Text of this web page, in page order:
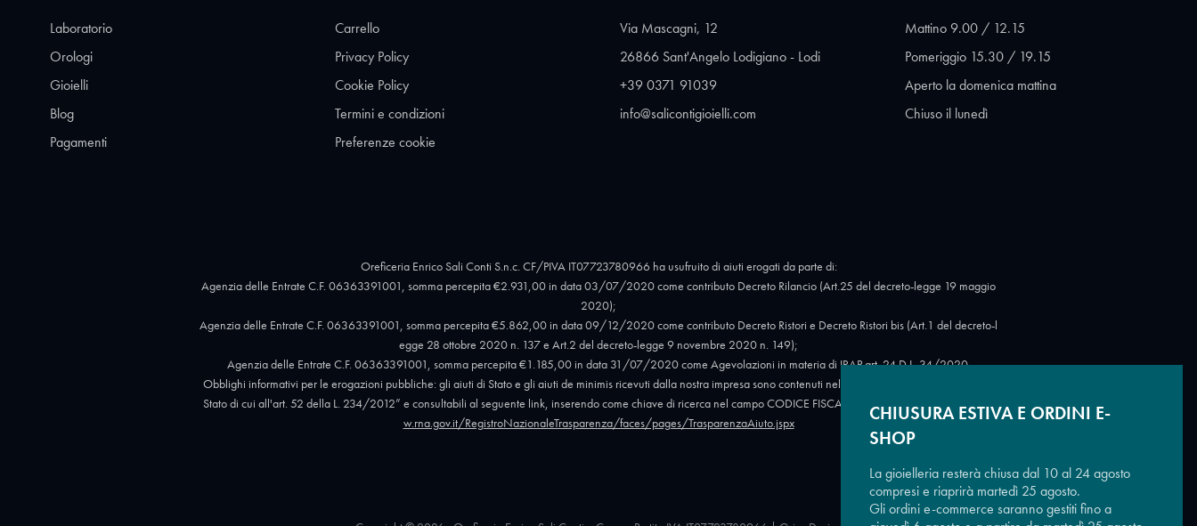
Laboratorio
Orologi
Gioielli
Blog
Pagamenti
Carrello
Privacy Policy
Cookie Policy
Termini e condizioni
Preferenze cookie
Via Mascagni, 12
26866 Sant'Angelo Lodigiano - Lodi
+39 0371 91039
info@salicontigioielli.com
Mattino 9.00 / 12.15
Pomeriggio 15.30 / 19.15
Aperto la domenica mattina
Chiuso il lunedì
Oreficeria Enrico Sali Conti S.n.c. CF/PIVA IT07723780966 ha usufruito di aiuti erogati da parte di:
Agenzia delle Entrate C.F. 06363391001, somma percepita €2.931,00 in data 03/07/2020 come contributo Decreto Rilancio (Art.25 del decreto-legge 19 maggio
2020);
Agenzia delle Entrate C.F. 06363391001, somma percepita €5.862,00 in data 09/12/2020 come contributo Decreto Ristori e Decreto Ristori bis (Art.1 del decreto-l
egge 28 ottobre 2020 n. 137 e Art.2 del decreto-legge 9 novembre 2020 n. 149);
Agenzia delle Entrate C.F. 06363391001, somma percepita €1.185,00 in data 31/07/2020 come Agevolazioni in materia di IRAP art. 24 D.L. 34/2020.
Obblighi informativi per le erogazioni pubbliche: gli aiuti di Stato e gli aiuti de minimis ricevuti dalla nostra impresa sono contenuti nel Registro nazionale degli aiuti di
Stato di cui all'art. 52 della L. 234/2012” e consultabili al seguente link, inserendo come chiave di ricerca nel campo CODICE FISCALE: 07723780966.https://ww
w.rna.gov.it/RegistroNazionaleTrasparenza/faces/pages/TrasparenzaAiuto.jspx
CHIUSURA ESTIVA E ORDINI E-
SHOP
La gioielleria resterà chiusa dal 10 al 24 agosto
compresi e riaprirà martedì 25 agosto.
Gli ordini e-commerce saranno gestiti fino a